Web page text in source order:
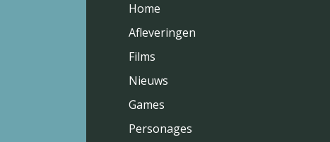
Home
Afleveringen
Films
Nieuws
Games
Personages